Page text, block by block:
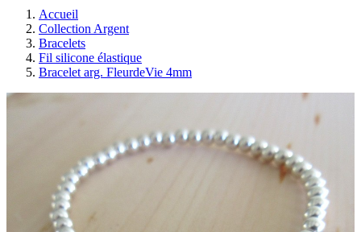
Accueil
Collection Argent
Bracelets
Fil silicone élastique
Bracelet arg. FleurdeVie 4mm